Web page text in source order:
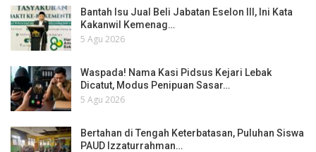
Bantah Isu Jual Beli Jabatan Eselon III, Ini Kata
Kakanwil Kemenag…
5 Agu 2026
Waspada! Nama Kasi Pidsus Kejari Lebak
Dicatut, Modus Penipuan Sasar…
5 Agu 2026
Bertahan di Tengah Keterbatasan, Puluhan Siswa
PAUD Izzaturrahman…